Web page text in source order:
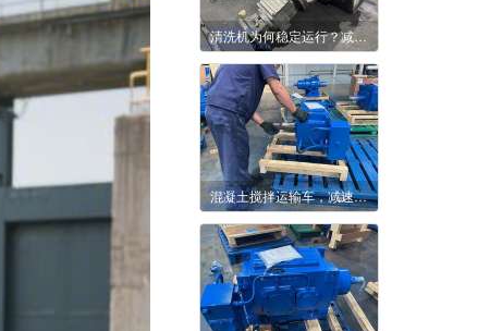
清洗机为何稳定运行？减速机给出实用答案
混凝土搅拌运输车，减速机为何备受行业关注